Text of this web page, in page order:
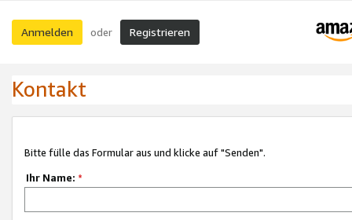
Anmelden oder Registrieren
Kontakt
Bitte fülle das Formular aus und klicke auf "Senden".
Ihr Name: *